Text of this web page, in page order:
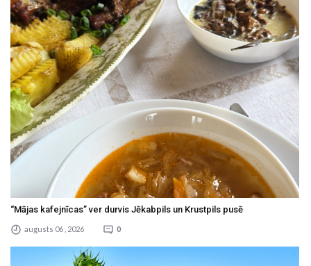
“Mājas kafejnīcas” ver durvis Jēkabpils un Krustpils pusē
augusts 06 , 2026 0